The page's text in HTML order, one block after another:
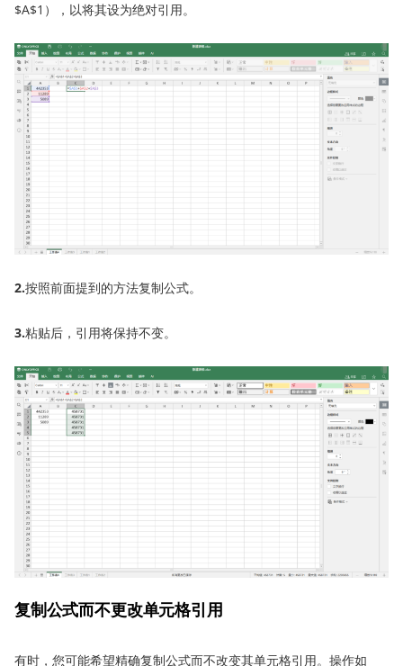
$A$1），以将其设为绝对引用。
2.按照前面提到的方法复制公式。
3.粘贴后，引用将保持不变。
复制公式而不更改单元格引用
有时，您可能希望精确复制公式而不改变其单元格引用。操作如